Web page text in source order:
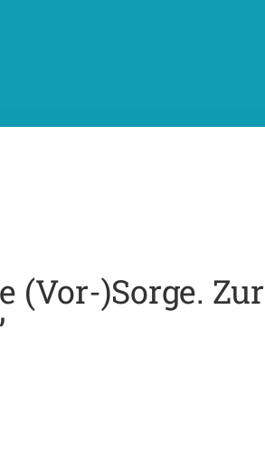
(Vor-)Sorge. Zur